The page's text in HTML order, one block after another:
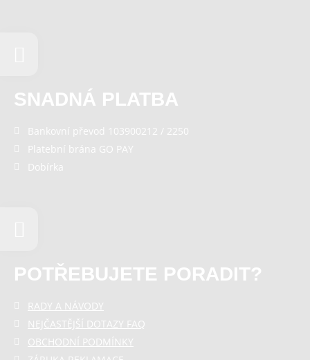
SNADNÁ PLATBA
Bankovní převod 103900212 / 2250
Platební brána GO PAY
Dobírka
POTŘEBUJETE PORADIT?
RADY A NÁVODY
NEJČASTĚJŠÍ DOTAZY FAQ
OBCHODNÍ PODMÍNKY